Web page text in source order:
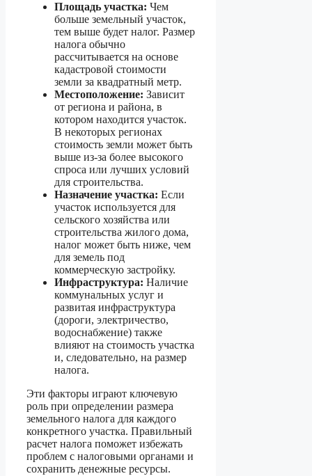
Площадь участка: Чем
больше земельный участок,
тем выше будет налог. Размер
налога обычно
рассчитывается на основе
кадастровой стоимости
земли за квадратный метр.
Местоположение: Зависит
от региона и района, в
котором находится участок.
В некоторых регионах
стоимость земли может быть
выше из-за более высокого
спроса или лучших условий
для строительства.
Назначение участка: Если
участок используется для
сельского хозяйства или
строительства жилого дома,
налог может быть ниже, чем
для земель под
коммерческую застройку.
Инфраструктура: Наличие
коммунальных услуг и
развитая инфраструктура
(дороги, электричество,
водоснабжение) также
влияют на стоимость участка
и, следовательно, на размер
налога.
Эти факторы играют ключевую
роль при определении размера
земельного налога для каждого
конкретного участка. Правильный
расчет налога поможет избежать
проблем с налоговыми органами и
сохранить денежные ресурсы.